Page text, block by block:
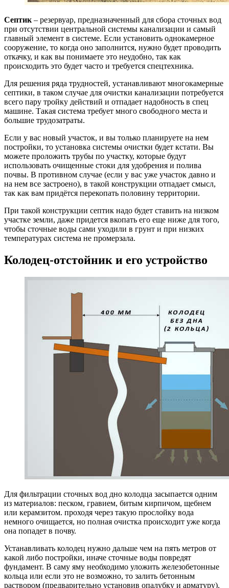
Септик – резервуар, предназначенный для сбора сточных вод
при отсутствии центральной системы канализации и самый
главный элемент в системе. Если установить однокамерное
сооружение, то когда оно заполнится, нужно будет проводить
откачку, и как вы понимаете это неудобно, так как
происходить это будет часто и требуется спецтехника.
Для решения ряда трудностей, устанавливают многокамерные
септики, в таком случае для очистки канализации потребуется
всего пару тройку действий и отпадает надобность в спец
машине. Такая система требует много свободного места и
большие трудозатраты.
Если у вас новый участок, и вы только планируете на нем
постройки, то установка системы очистки будет кстати. Вы
можете проложить трубы по участку, которые будут
использовать очищенные стоки для удобрения и полива
почвы. В противном случае (если у вас уже участок давно и
на нем все застроено), в такой конструкции отпадает смысл,
так как вам придётся перекопать половину территории.
При такой конструкции септик надо будет ставить на низком
участке земли, даже придется вкопать его еще ниже для того,
чтобы сточные воды сами уходили в грунт и при низких
температурах система не промерзала.
Колодец-отстойник и его устройство
Для фильтрации сточных вод дно колодца засыпается одним
из материалов: песком, гравием, битым кирпичом, щебнем
или керамзитом. проходя через такую прослойку вода
немного очищается, но полная очистка происходит уже когда
она попадет в почву.
Устанавливать колодец нужно дальше чем на пять метров от
какой либо постройки, иначе сточные воды повредят
фундамент. В саму яму необходимо уложить железобетонные
кольца или если это не возможно, то залить бетонным
раствором (предварительно установив опалубку и арматуру).